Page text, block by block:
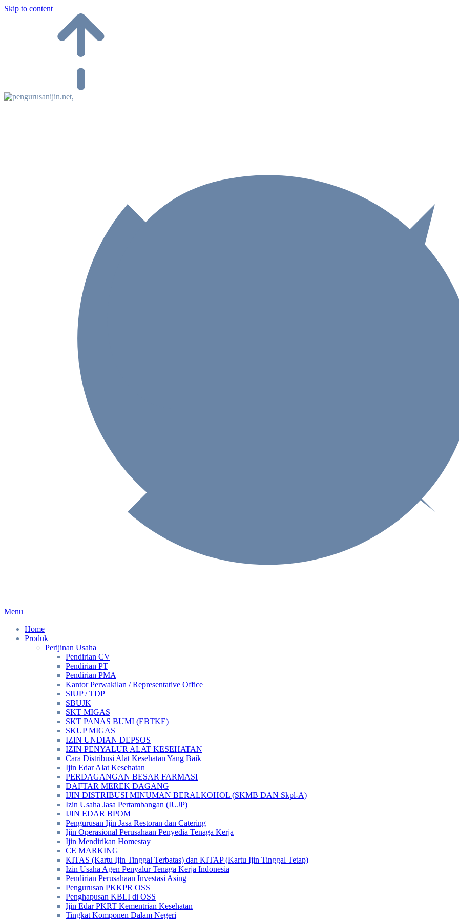
Skip to content
Menu
Home
Produk
Perijinan Usaha
Pendirian CV
Pendirian PT
Pendirian PMA
Kantor Perwakilan / Representative Office
SIUP / TDP
SBUJK
SKT MIGAS
SKT PANAS BUMI (EBTKE)
SKUP MIGAS
IZIN UNDIAN DEPSOS
IZIN PENYALUR ALAT KESEHATAN
Cara Distribusi Alat Kesehatan Yang Baik
Ijin Edar Alat Kesehatan
PERDAGANGAN BESAR FARMASI
DAFTAR MEREK DAGANG
IJIN DISTRIBUSI MINUMAN BERALKOHOL (SKMB DAN Skpl-A)
Izin Usaha Jasa Pertambangan (IUJP)
IJIN EDAR BPOM
Pengurusan Ijin Jasa Restoran dan Catering
Ijin Operasional Perusahaan Penyedia Tenaga Kerja
Ijin Mendirikan Homestay
CE MARKING
KITAS (Kartu Ijin Tinggal Terbatas) dan KITAP (Kartu Ijin Tinggal Tetap)
Izin Usaha Agen Penyalur Tenaga Kerja Indonesia
Pendirian Perusahaan Investasi Asing
Pengurusan PKKPR OSS
Penghapusan KBLI di OSS
Ijin Edar PKRT Kementrian Kesehatan
Tingkat Komponen Dalam Negeri